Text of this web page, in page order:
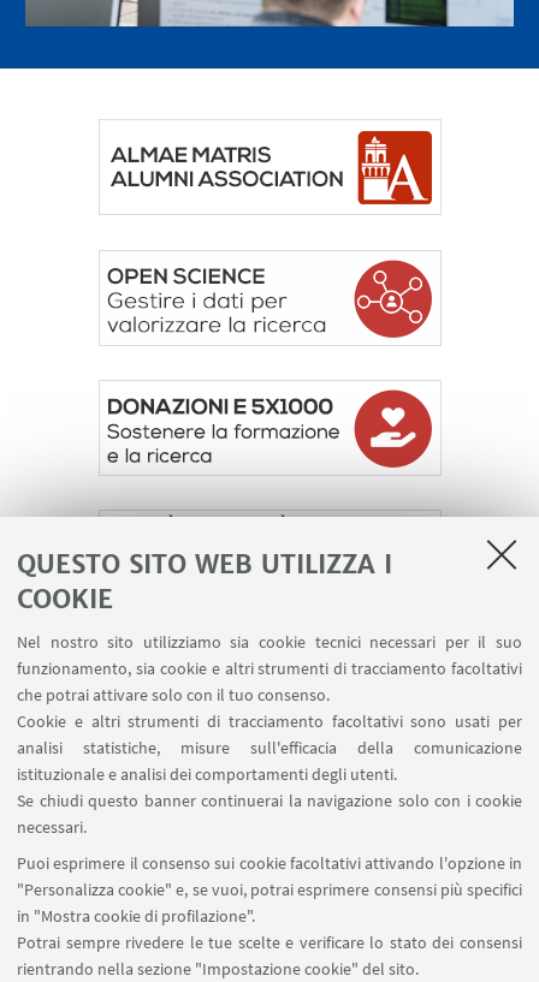
QUESTO SITO WEB UTILIZZA I
COOKIE
Nel nostro sito utilizziamo sia cookie tecnici necessari per il suo
funzionamento, sia cookie e altri strumenti di tracciamento facoltativi
che potrai attivare solo con il tuo consenso.
Cookie e altri strumenti di tracciamento facoltativi sono usati per
analisi statistiche, misure sull'efficacia della comunicazione
istituzionale e analisi dei comportamenti degli utenti.
Se chiudi questo banner continuerai la navigazione solo con i cookie
necessari.
Puoi esprimere il consenso sui cookie facoltativi attivando l'opzione in
"Personalizza cookie" e, se vuoi, potrai esprimere consensi più specifici
in "Mostra cookie di profilazione".
Potrai sempre rivedere le tue scelte e verificare lo stato dei consensi
rientrando nella sezione "Impostazione cookie" del sito.
LINK UTILI
Area riservata
SEGUI UNIBO SU:
APP: